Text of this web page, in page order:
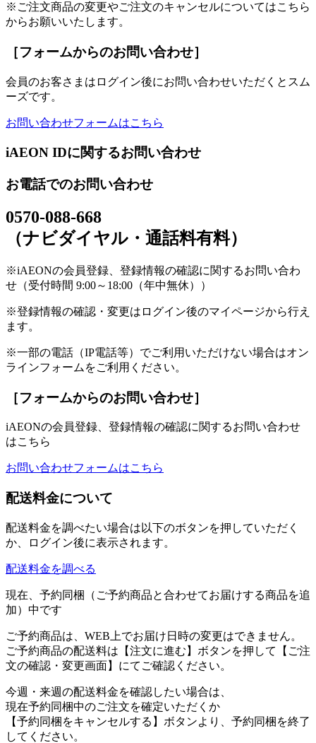
※ご注文商品の変更やご注文のキャンセルについてはこちら
からお願いいたします。
［フォームからのお問い合わせ］
会員のお客さまはログイン後にお問い合わせいただくとスム
ーズです。
お問い合わせフォームはこちら
iAEON IDに関するお問い合わせ
お電話でのお問い合わせ
0570-088-668
（ナビダイヤル・通話料有料）
※iAEONの会員登録、登録情報の確認に関するお問い合わ
せ（受付時間 9:00～18:00（年中無休））
※登録情報の確認・変更はログイン後のマイページから行え
ます。
※一部の電話（IP電話等）でご利用いただけない場合はオン
ラインフォームをご利用ください。
［フォームからのお問い合わせ］
iAEONの会員登録、登録情報の確認に関するお問い合わせ
はこちら
お問い合わせフォームはこちら
配送料金について
配送料金を調べたい場合は以下のボタンを押していただく
か、ログイン後に表示されます。
配送料金を調べる
現在、予約同梱（ご予約商品と合わせてお届けする商品を追
加）中です
ご予約商品は、WEB上でお届け日時の変更はできません。
ご予約商品の配送料は【注文に進む】ボタンを押して【ご注
文の確認・変更画面】にてご確認ください。
今週・来週の配送料金を確認したい場合は、
現在予約同梱中のご注文を確定いただくか
【予約同梱をキャンセルする】ボタンより、予約同梱を終了
してください。